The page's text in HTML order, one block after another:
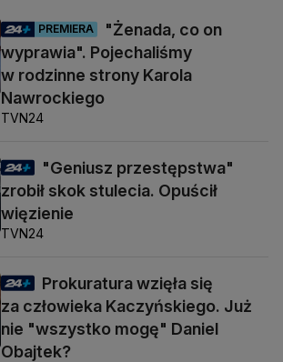
PREMIERA
"Żenada, co on
wyprawia". Pojechaliśmy
w rodzinne strony Karola
Nawrockiego
TVN24
"Geniusz przestępstwa"
zrobił skok stulecia. Opuścił
więzienie
TVN24
Prokuratura wzięła się
za człowieka Kaczyńskiego. Już
nie "wszystko mogę" Daniel
Obajtek?